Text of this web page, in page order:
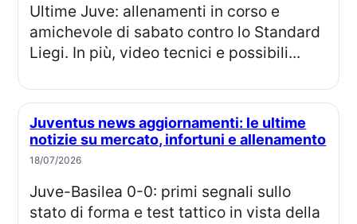
Ultime Juve: allenamenti in corso e
amichevole di sabato contro lo Standard
Liegi. In più, video tecnici e possibili...
Juventus news aggiornamenti: le ultime
notizie su mercato, infortuni e allenamento
18/07/2026
Juve-Basilea 0-0: primi segnali sullo
stato di forma e test tattico in vista della